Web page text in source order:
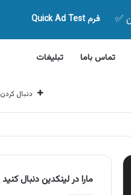
فرم Quick Ad Test
تماس باما تبلیغات
دنبال کردن
مارا در لینکدین دنبال کنید